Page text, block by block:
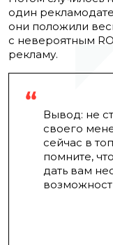
один
они положили
с невероятным
рекламу.
Вывод: не
своего
сейчас в
помните,
дать вам